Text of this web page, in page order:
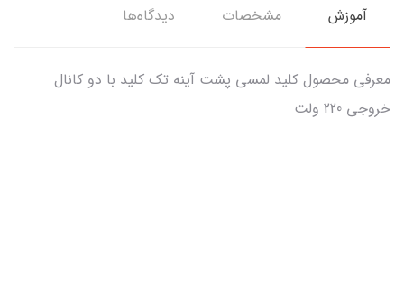
آموزش مشخصات دیدگاه‌ها
معرفی محصول کلید لمسی پشت آینه تک کلید با دو کانال
خروجی 220 ولت